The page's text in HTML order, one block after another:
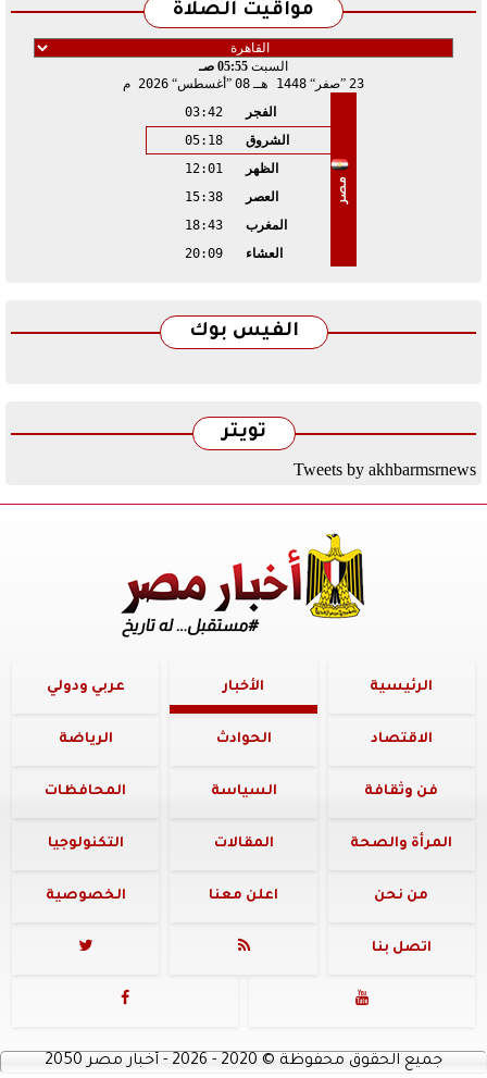
مواقيت الصلاة
السبت 05:55 صـ
23 صفر 1448 هـ 08 أغسطس 2026 م
مصر
الفجر
03:42
الشروق
05:18
الظهر
12:01
العصر
15:38
المغرب
18:43
العشاء
20:09
الفيس بوك
تويتر
Tweets by akhbarmsrnews
الرئيسية الأخبار عربي ودولي
الاقتصاد الحوادث الرياضة
فن وثقافة السياسة المحافظات
المرأة والصحة المقالات التكنولوجيا
من نحن اعلن معنا الخصوصية
اتصل بنا 



جميع الحقوق محفوظة ©